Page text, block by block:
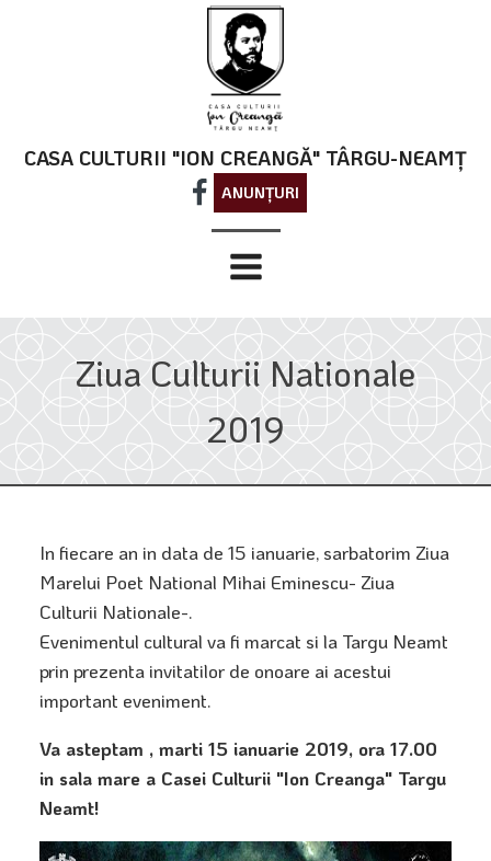
CASA CULTURII "ION CREANGĂ" TÂRGU-NEAMȚ
ANUNȚURI
Ziua Culturii Nationale
2019
In fiecare an in data de 15 ianuarie, sarbatorim Ziua
Marelui Poet National Mihai Eminescu- Ziua
Culturii Nationale-.
Evenimentul cultural va fi marcat si la Targu Neamt
prin prezenta invitatilor de onoare ai acestui
important eveniment.
Va asteptam , marti 15 ianuarie 2019, ora 17.00
in sala mare a Casei Culturii "Ion Creanga" Targu
Neamt!